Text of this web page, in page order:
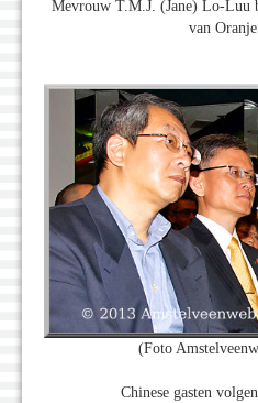
Mevrouw T.M.J. (Jane) Lo-Luu
van Oranje
(Foto
Chinese gasten